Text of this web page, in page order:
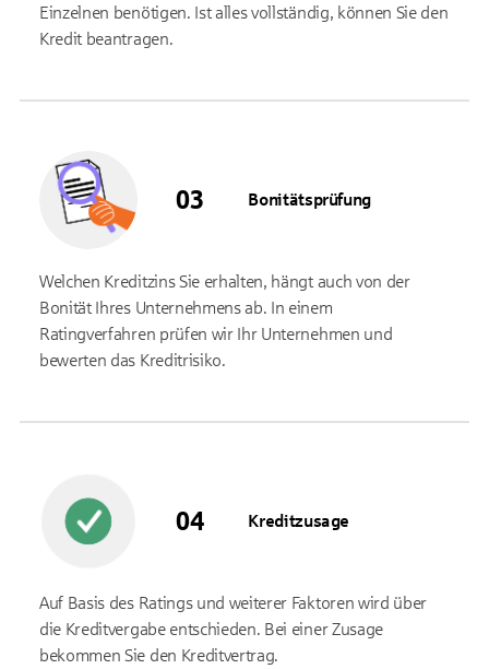
Einzelnen benötigen. Ist alles vollständig, können Sie den
Kredit beantragen.
Bonitätsprüfung
Welchen Kreditzins Sie erhalten, hängt auch von der
Bonität Ihres Unternehmens ab. In einem
Ratingverfahren prüfen wir Ihr Unternehmen und
bewerten das Kreditrisiko.
Kreditzusage
Auf Basis des Ratings und weiterer Faktoren wird über
die Kreditvergabe entschieden. Bei einer Zusage
bekommen Sie den Kreditvertrag.